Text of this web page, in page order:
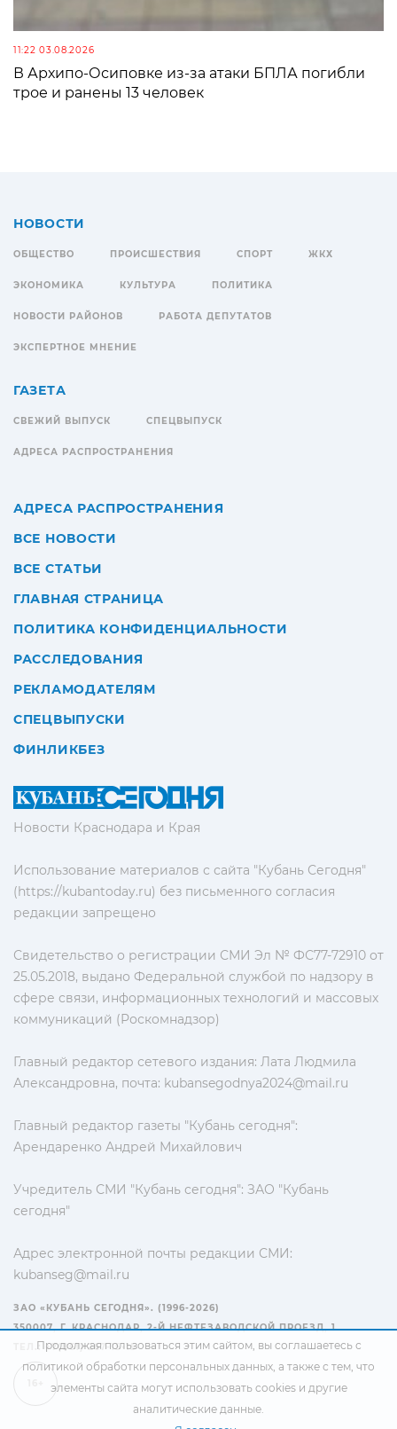
11:22 03.08.2026
В Архипо-Осиповке из-за атаки БПЛА погибли
трое и ранены 13 человек
Новости Краснодара и Края
Использование материалов с сайта "Кубань Сегодня"
(https://kubantoday.ru) без письменного согласия
редакции запрещено
Свидетельство о регистрации СМИ Эл № ФС77-72910 от
25.05.2018, выдано Федеральной службой по надзору в
сфере связи, информационных технологий и массовых
коммуникаций (Роскомнадзор)
Главный редактор сетевого издания: Лата Людмила
Александровна, почта: kubansegodnya2024@mail.ru
Главный редактор газеты "Кубань сегодня":
Арендаренко Андрей Михайлович
Учредитель СМИ "Кубань сегодня": ЗАО "Кубань
сегодня"
Адрес электронной почты редакции СМИ:
kubanseg@mail.ru
НОВОСТИ
ОБЩЕСТВО ПРОИСШЕСТВИЯ СПОРТ ЖКХ
ЭКОНОМИКА КУЛЬТУРА ПОЛИТИКА
НОВОСТИ РАЙОНОВ РАБОТА ДЕПУТАТОВ
ЭКСПЕРТНОЕ МНЕНИЕ
ГАЗЕТА
СВЕЖИЙ ВЫПУСК СПЕЦВЫПУСК
АДРЕСА РАСПРОСТРАНЕНИЯ
АДРЕСА РАСПРОСТРАНЕНИЯ
ВСЕ НОВОСТИ
ВСЕ СТАТЬИ
ГЛАВНАЯ СТРАНИЦА
ПОЛИТИКА КОНФИДЕНЦИАЛЬНОСТИ
РАССЛЕДОВАНИЯ
РЕКЛАМОДАТЕЛЯМ
СПЕЦВЫПУСКИ
ФИНЛИКБЕЗ
ЗАО «КУБАНЬ СЕГОДНЯ». (1996-2026)
350007, Г. КРАСНОДАР, 2-Й НЕФТЕЗАВОДСКОЙ ПРОЕЗД, 1
ТЕЛ.: +7(861) 267-15-15
Продолжая пользоваться этим сайтом, вы соглашаетесь с
политикой обработки персональных данных, а также с тем, что
элементы сайта могут использовать cookies и другие
аналитические данные.